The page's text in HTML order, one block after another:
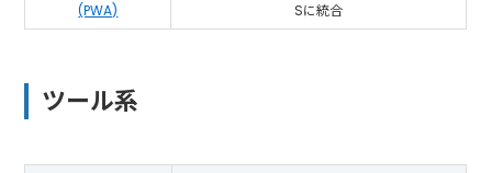
(PWA)
Sに統合
ツール系